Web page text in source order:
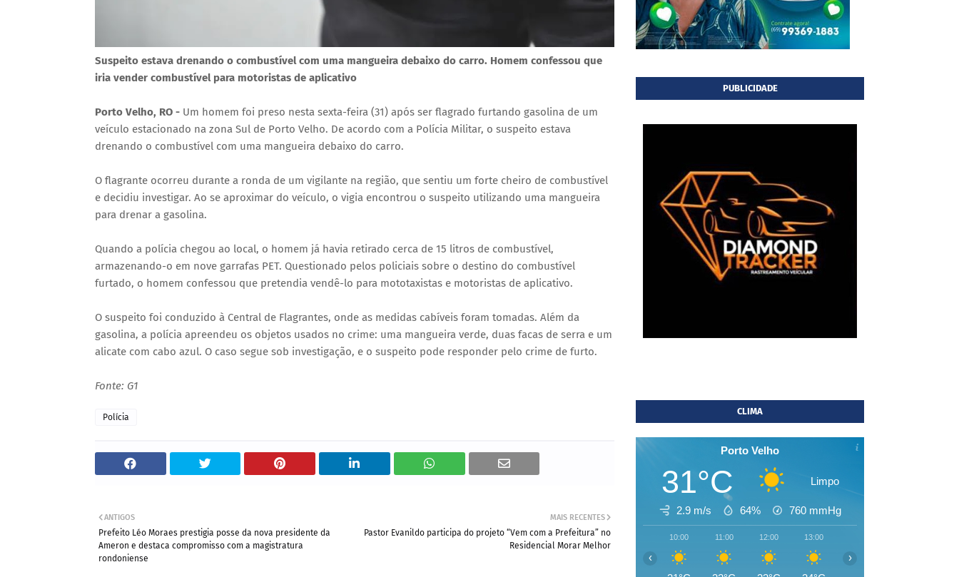
Suspeito estava drenando o combustível com uma mangueira debaixo do carro. Homem confessou que
iria vender combustível para motoristas de aplicativo
Porto Velho, RO - Um homem foi preso nesta sexta-feira (31) após ser flagrado furtando gasolina de um
veículo estacionado na zona Sul de Porto Velho. De acordo com a Polícia Militar, o suspeito estava
drenando o combustível com uma mangueira debaixo do carro.
O flagrante ocorreu durante a ronda de um vigilante na região, que sentiu um forte cheiro de combustível
e decidiu investigar. Ao se aproximar do veículo, o vigia encontrou o suspeito utilizando uma mangueira
para drenar a gasolina.
Quando a polícia chegou ao local, o homem já havia retirado cerca de 15 litros de combustível,
armazenando-o em nove garrafas PET. Questionado pelos policiais sobre o destino do combustível
furtado, o homem confessou que pretendia vendê-lo para mototaxistas e motoristas de aplicativo.
O suspeito foi conduzido à Central de Flagrantes, onde as medidas cabíveis foram tomadas. Além da
gasolina, a polícia apreendeu os objetos usados no crime: uma mangueira verde, duas facas de serra e um
alicate com cabo azul. O caso segue sob investigação, e o suspeito pode responder pelo crime de furto.
Fonte: G1
Polícia
MAIS RECENTES
Pastor Evanildo participa do projeto “Vem com a Prefeitura” no
Residencial Morar Melhor
ANTIGOS
Prefeito Léo Moraes prestigia posse da nova presidente da
Ameron e destaca compromisso com a magistratura
rondoniense
PUBLICIDADE
CLIMA
Porto Velho
31°C Limpo
2.9 m/s 64% 760 mmHg
10:00 11:00 12:00 13:00
‹ ›